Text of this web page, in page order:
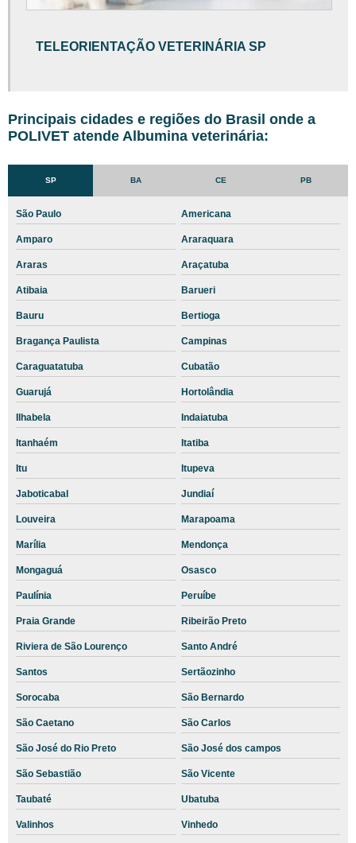
Exame histopatológico veterinário
Exame neurológico veterinária
Exame neurológico veterinário
Exame ortopédico veterinária
Exame parasitológico de fezes em cães
Exame pcr cachorro
Exame pcr cachorro preço
Exame pcr cachorro valor
Exame pcr cães
Exame pcr em animais
Exame sorologia cachorro valor
Exame tgp cachorro
Exame ultrassom veterinário preço
Exame ureia cachorro
Exames Básicos Veterinários sp
Exames clínica veterinária
Exames clínicos veterinários
Exames hospital veterinário
Exames laboratoriais medicina veterinária
Exames laboratoriais veterinários sp
Hematócrito cães filhotes
Hemograma completo animal
Hemograma medicina veterinária
TELEORIENTAÇÃO VETERINÁRIA SP
Principais cidades e regiões do Brasil onde a
POLIVET atende Albumina veterinária:
SP BA CE PB
São Paulo Americana
Amparo Araraquara
Araras Araçatuba
Atibaia Barueri
Bauru Bertioga
Bragança Paulista Campinas
Caraguatatuba Cubatão
Guarujá Hortolândia
Ilhabela Indaiatuba
Itanhaém Itatiba
Itu Itupeva
Jaboticabal Jundiaí
Louveira Marapoama
Marília Mendonça
Mongaguá Osasco
Paulínia Peruíbe
Praia Grande Ribeirão Preto
Riviera de São Lourenço Santo André
Santos Sertãozinho
Sorocaba São Bernardo
São Caetano São Carlos
São José do Rio Preto São José dos campos
São Sebastião São Vicente
Taubaté Ubatuba
Valinhos Vinhedo